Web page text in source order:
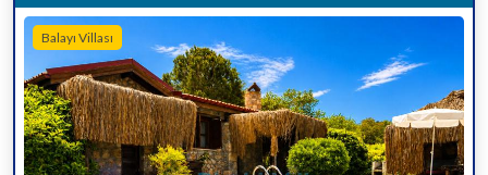
Balayı Villası